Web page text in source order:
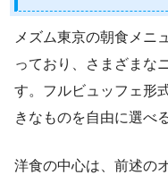
メズム東京の朝食メニ
っており、さまざまな
す。フルビュッフェ形
きなものを自由に選べ
洋食の中心は、前述の